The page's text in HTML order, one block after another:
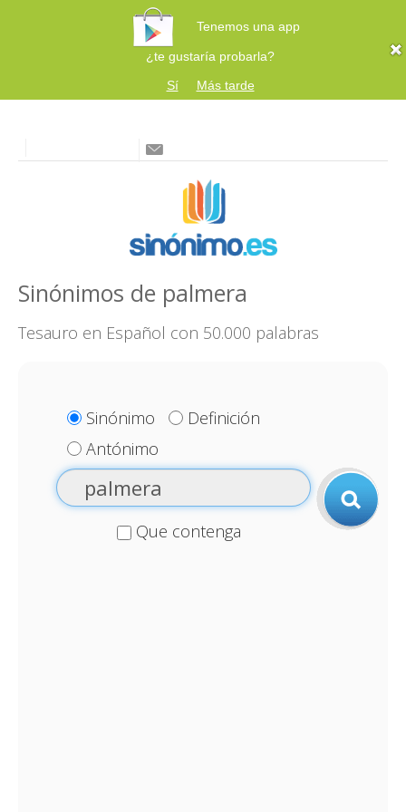
Tenemos una app
¿te gustaría probarla?
Sí
Más tarde
Sinónimos de palmera
Tesauro en Español con 50.000 palabras
Sinónimo
Definición
Antónimo
Que contenga